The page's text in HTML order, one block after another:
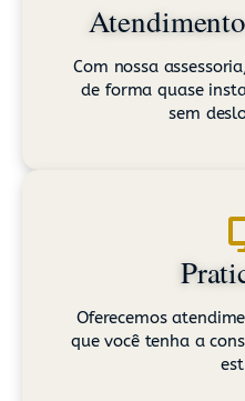
Com nossa
de forma quase
sem
Oferecemos
que você tenha a